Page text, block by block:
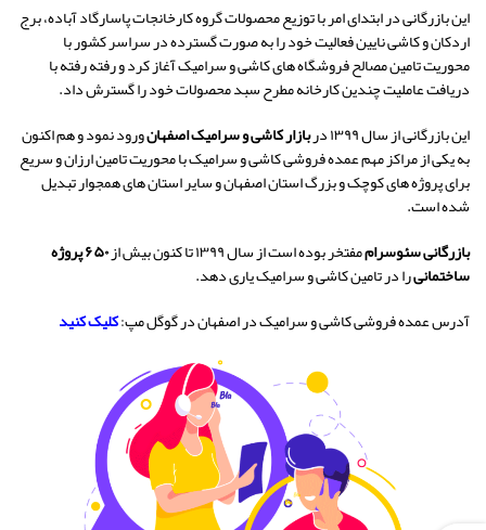
این بازرگانی در ابتدای امر با توزیع محصولات گروه کارخانجات پاسارگاد آباده، برج
اردکان و کاشی نایین فعالیت خود را به صورت گسترده در سراسر کشور با
محوریت تامین مصالح فروشگاه های کاشی و سرامیک آغاز کرد و رفته رفته با
دریافت عاملیت چندین کارخانه مطرح سبد محصولات خود را گسترش داد.
این بازرگانی از سال ۱۳۹۹ در
بازار کاشی و سرامیک اصفهانورود نمود و هم اکنون
به یکی از مراکز مهم عمده فروشی کاشی و سرامیک با محوریت تامین ارزان و سریع
برای پروژه های کوچک و بزرگ استان اصفهان و سایر استان های همجوار تبدیل
شده است.
بازرگانی سئوسراممفتخر بوده است از سال ۱۳۹۹ تا کنون بیش از ۶۵۰ پروژه
ساختمانیرا در تامین کاشی و سرامیک یاری دهد.
آدرس عمده فروشی کاشی و سرامیک در اصفهان در گوگل مپ:کلیک کنید